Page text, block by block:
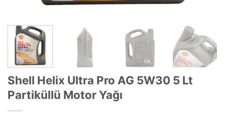
Shell Helix Ultra Pro AG 5W30 5 Lt
Partiküllü Motor Yağı